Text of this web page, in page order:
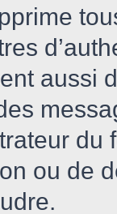
aussi
du
ou de